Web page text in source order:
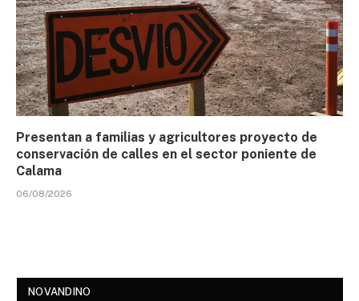
Presentan a familias y agricultores proyecto de
conservación de calles en el sector poniente de
Calama
06/08/2026
NOVANDINO